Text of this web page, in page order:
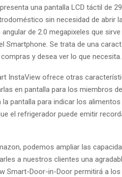
una pantalla LCD táctil de
sin necesidad de abrir
de 2.0 megapixeles que
Smartphone. Se trata de una
y desea ver lo que necesita.
InstaView ofrece otras
en pantalla para los miembros
la pantalla para indicar los
el refrigerador puede emitir
podemos ampliar las
a nuestros clientes una
Smart-Door-in-Door permitirá a